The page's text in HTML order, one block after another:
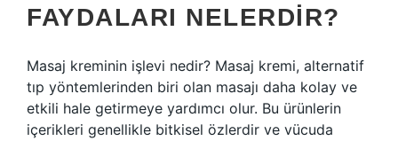
FAYDALARI NELERDIR?
Masaj kreminin işlevi nedir? Masaj kremi, alternatif
tıp yöntemlerinden biri olan masajı daha kolay ve
etkili hale getirmeye yardımcı olur. Bu ürünlerin
içerikleri genellikle bitkisel özlerdir ve vücuda